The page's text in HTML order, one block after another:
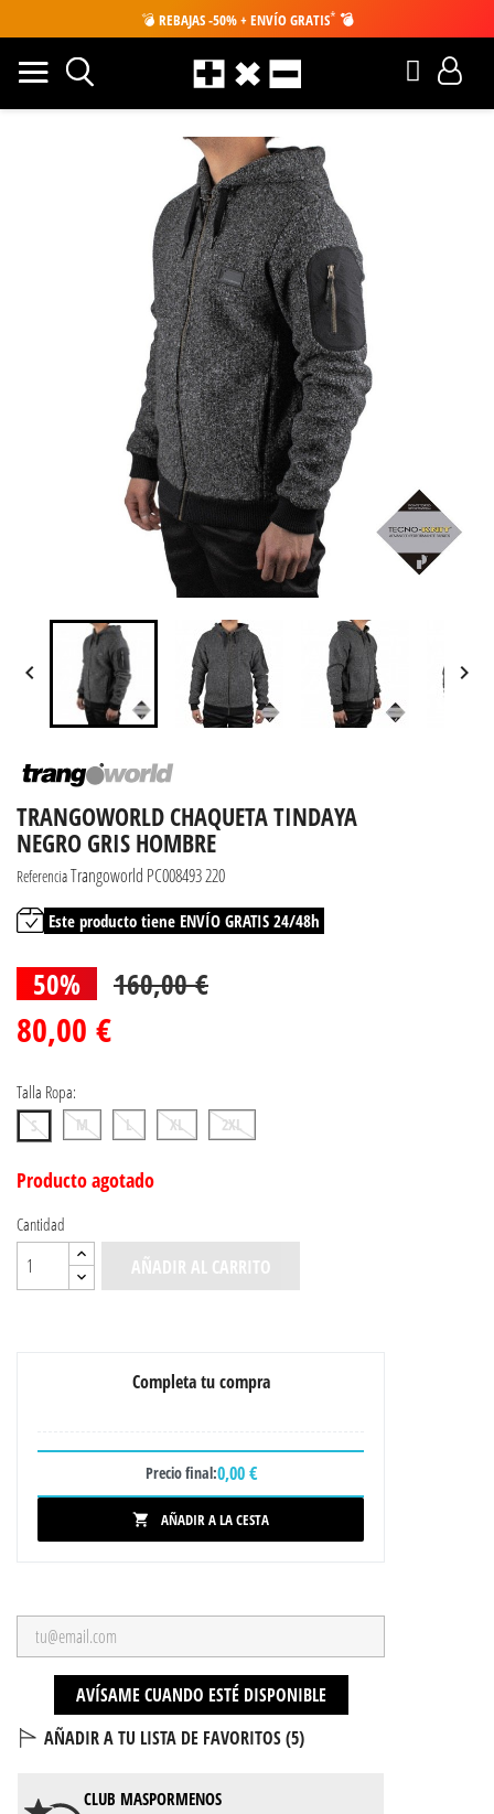
💣 REBAJAS -50% + ENVÍO GRATIS* 💣
 
TRANGOWORLD CHAQUETA TINDAYA
NEGRO GRIS HOMBRE
ReferenciaTrangoworld PC008493 220
Este producto tiene ENVÍO GRATIS 24/48h
50% 160,00 €
80,00 €
Talla Ropa:
S M L XL 2XL
Producto agotado
Cantidad
AÑADIR AL CARRITO
Completa tu compra
Precio final:0,00 €
 AÑADIR A LA CESTA
AVÍSAME CUANDO ESTÉ DISPONIBLE
AÑADIR A TU LISTA DE FAVORITOS (5)
CLUB MASPORMENOS